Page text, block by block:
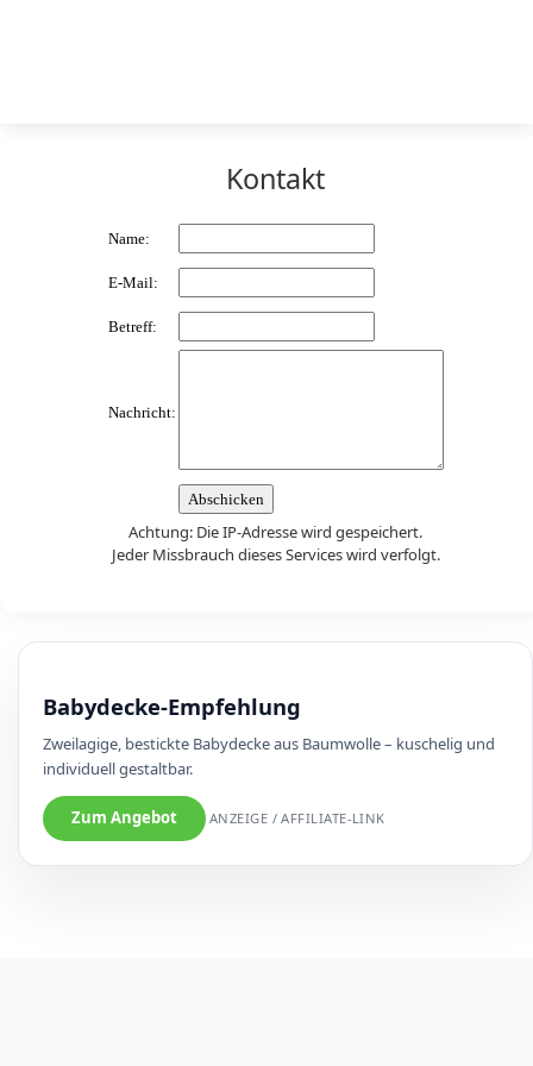
Kontakt
Name:
E-Mail:
Betreff:
Nachricht:
Achtung: Die IP-Adresse wird gespeichert.
Jeder Missbrauch dieses Services wird verfolgt.
Babydecke-Empfehlung
Zweilagige, bestickte Babydecke aus Baumwolle – kuschelig und
individuell gestaltbar.
Zum Angebot ANZEIGE / AFFILIATE-LINK